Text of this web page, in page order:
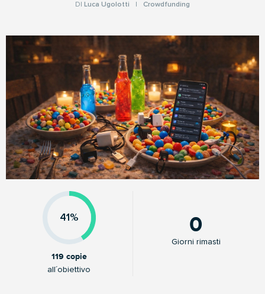
DI Luca Ugolotti Crowdfunding
41%
119 copie
all´obiettivo
0
Giorni rimasti